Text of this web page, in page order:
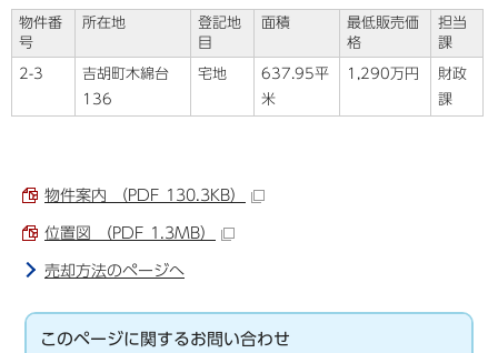
物件番
号
所在地
登記地
目
面積
最低販売価
格
担当
課
2-3
吉胡町木綿台
136
宅地
637.95平
米
1,290万円
財政
課
物件案内 （PDF 130.3KB）
位置図 （PDF 1.3MB）
売却方法のページへ
このページに関するお問い合わせ